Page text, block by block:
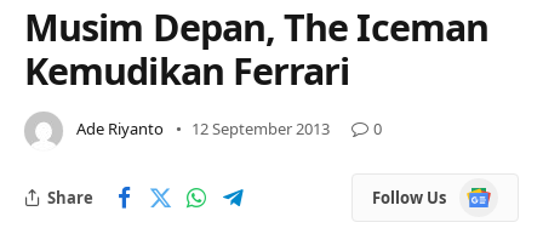
Musim Depan, The Iceman
Kemudikan Ferrari
Ade Riyanto 12 September 2013 0
Share Follow Us
Google
News